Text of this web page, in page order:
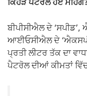
ਕਿਹੜੇ ਪੈਟਰੋਲ ਹੋਏ
ਬੀਪੀਸੀਐਲ ਦੇ
ਆਈਓਸੀਐਲ ਦੇ
ਪ੍ਰਤੀ ਲੀਟਰ ਤੱਕ ਦਾ
ਪੈਟਰੋਲ ਦੀਆਂ ਕੀਮਤਾਂ